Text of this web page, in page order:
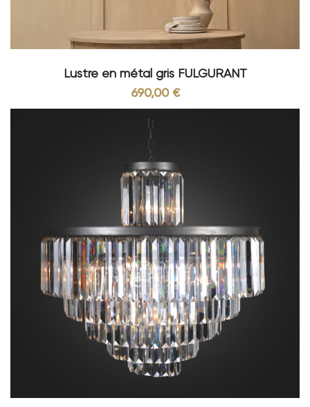
Lustre en métal gris FULGURANT
690,00 €